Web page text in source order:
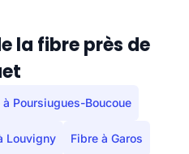
la fibre près de
à Poursiugues-Boucoue
Louvigny Fibre à Garos